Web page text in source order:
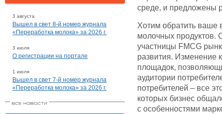
3 августа
Вышел в свет 8-й номер журнала
«Переработка молока» за 2026 г.
3 июля
О регистрации на портале
1 июля
Вышел в свет 7-й номер журнала
«Переработка молока» за 2026 г.
среде, и предложены
Хотим обратить ваше
молочных продуктов.
участницы FMCG
развития. Изменение
площадок,
аудитории
потребителей – все
которых бизнес
с особенностями